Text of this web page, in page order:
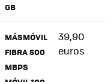
GB
MÁSMÓVIL
FIBRA 500
MBPS
39,90
euros